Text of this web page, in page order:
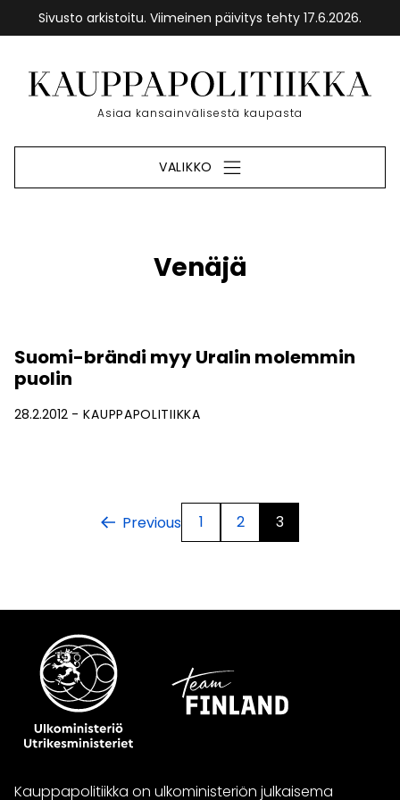
Sivusto arkistoitu. Viimeinen päivitys tehty 17.6.2026.
sisältöön
Etusivu
Asiaa kansainvälisestä kaupasta
VALIKKO
Venäjä
Suomi-brändi myy Uralin molemmin
puolin
28.2.2012 KAUPPAPOLITIIKKA
Previous 1 2 3
Kauppapolitiikka on ulkoministeriön julkaisema